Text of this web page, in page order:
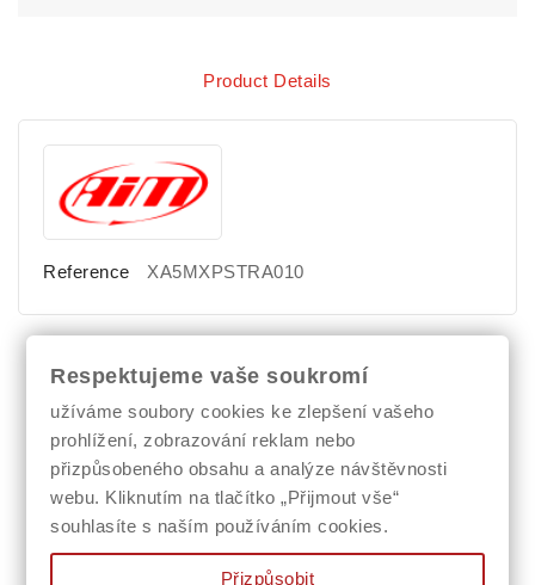
Product Details
Reference XA5MXPSTRA010
Comments (0)
No customer reviews for the moment.
Respektujeme vaše soukromí
užíváme soubory cookies ke zlepšení vašeho
prohlížení, zobrazování reklam nebo
přizpůsobeného obsahu a analýze návštěvnosti
webu. Kliknutím na tlačítko „Přijmout vše“
souhlasíte s naším používáním cookies.
Přizpůsobit